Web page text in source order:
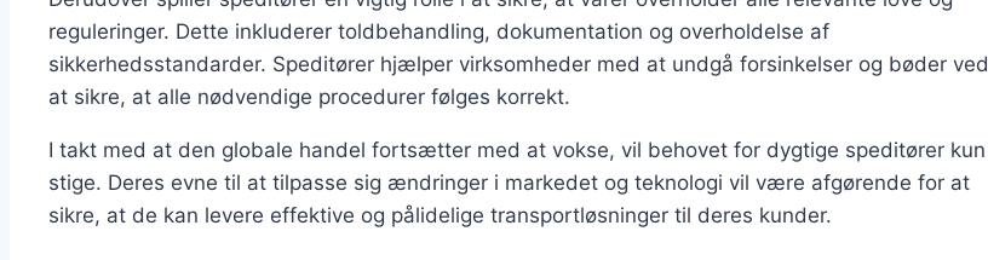
reguleringer. Dette inkluderer toldbehandling, dokumentation og overholdelse af
sikkerhedsstandarder. Speditører hjælper virksomheder med at undgå forsinkelser og bøder ved
at sikre, at alle nødvendige procedurer følges korrekt.
I takt med at den globale handel fortsætter med at vokse, vil behovet for dygtige speditører kun
stige. Deres evne til at tilpasse sig ændringer i markedet og teknologi vil være afgørende for at
sikre, at de kan levere effektive og pålidelige transportløsninger til deres kunder.